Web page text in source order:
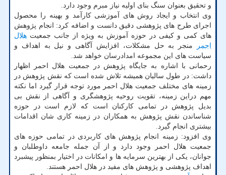
و تحقیق بعنوان سنگ بنای اولیه نیاز مبرم وجود دارد.
وی انتخاب و ایجاد روش های آموزشی کارآمد و بهینه را محصول
اجرای طرح های پژوهشی دقیق دانست و اضافه کرد: انجام پژوهش
های کمی و کیفی در حوزه آموزش به ویژه از جانب جمعیت هلال
احمر
منجر به حل مشکلات، افزایش آگاهی و نیل به اهداف و
سیاست های این مجموعه امدادرسان خواهد شد.
رحمانی با اشاره به جایگاه پژوهش در جمعیت هلال احمر اظهار
داشت: در طول سالیان همیشه تلاش شده است که نقش پژوهش در
زمینه های مختلف جمعیت هلال احمر مورد توجه قرار گیرد اما نکته
مهم دراین زمینه، تقویت روحیه پژوهشگری و آگاهی از نقش بی
بدیل پژوهش در تمامی کارکنان است که لازم است در حوزه
شناساندن نقش پژوهش به همکاران در زمینه کاری شان اقدامات
بیشتری انجام گیرد.
وی افزود: زمینه انجام پژوهش های کاربردی در تمامی حوزه های
جمعیت هلال احمر وجود دارد و از آن جمله جامعه داوطلبان و
جوانان، یکی از بهترین سرمایه ها و امکانات در اختیار بمنظور پیشبرد
اهداف پژوهشی و پژوهش های مفید در هلال احمر هستند.